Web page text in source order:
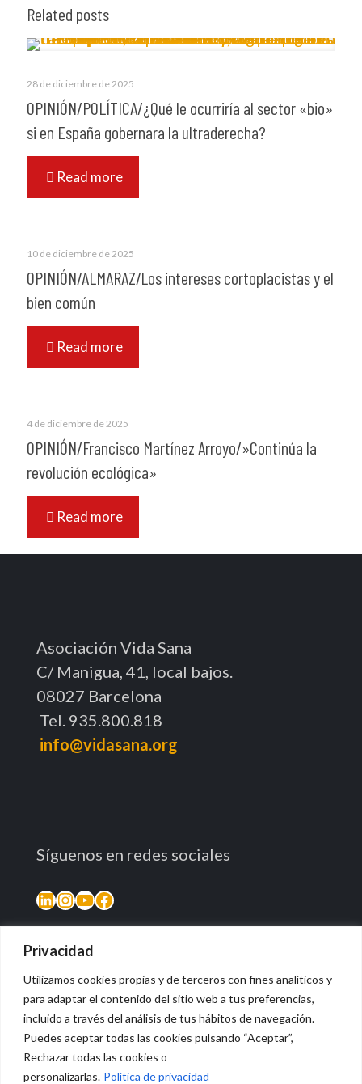
Privacidad
Utilizamos cookies propias y de terceros con fines analíticos y
para adaptar el contenido del sitio web a tus preferencias,
incluido a través del análisis de tus hábitos de navegación.
Puedes aceptar todas las cookies pulsando “Aceptar”,
Rechazar todas las cookies o
personalizarlas. Política de privacidad
Related posts
28 de diciembre de 2025
OPINIÓN/POLÍTICA/¿Qué le ocurriría al sector «bio»
si en España gobernara la ultraderecha?
Read more
10 de diciembre de 2025
OPINIÓN/ALMARAZ/Los intereses cortoplacistas y el
bien común
Read more
4 de diciembre de 2025
OPINIÓN/Francisco Martínez Arroyo/»Continúa la
revolución ecológica»
Read more
Asociación Vida Sana
C/ Manigua, 41, local bajos.
08027 Barcelona
Tel. 935.800.818
info@vidasana.org
Síguenos en redes sociales
© 2026 Vidasana | All Rights Reserved